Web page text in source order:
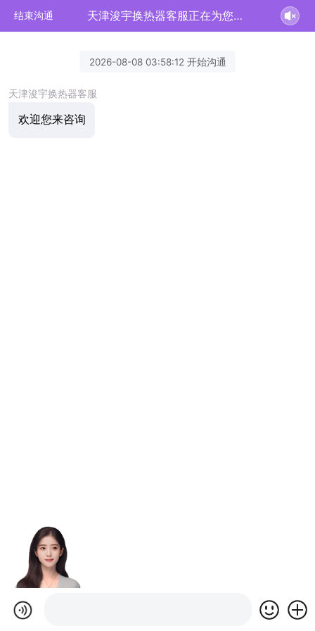
结束沟通 天津浚宇换热器客服正在为您服务
2026-08-08 03:58:12 开始沟通
天津浚宇换热器客服
欢迎您来咨询